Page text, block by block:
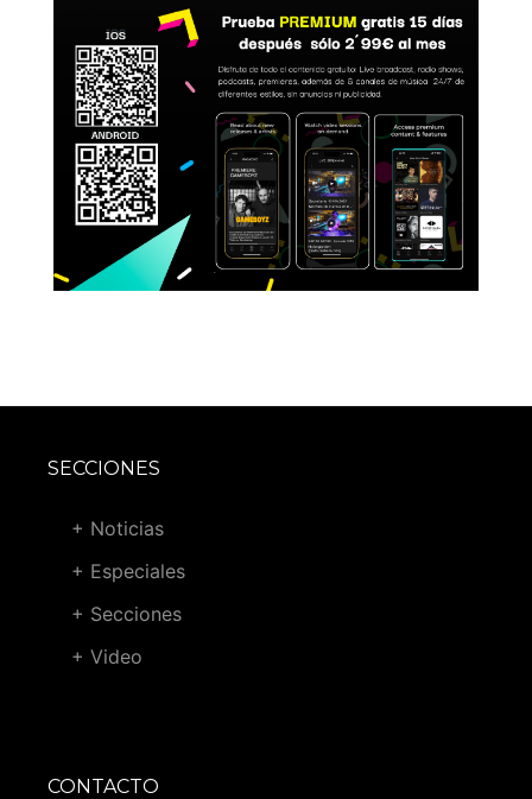
SECCIONES
+ Noticias
+ Especiales
+ Secciones
+ Video
CONTACTO